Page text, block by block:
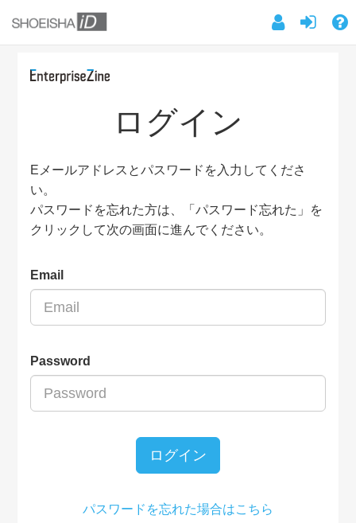
ログイン
Eメールアドレスとパスワードを入力してくださ
い。
パスワードを忘れた方は、「パスワード忘れた」を
クリックして次の画面に進んでください。
Email
Password
ログイン
パスワードを忘れた場合はこちら